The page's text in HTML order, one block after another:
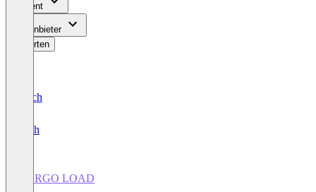
Content
Für Anbieter
Bewerten
Deutsch
English
CARGO LOAD